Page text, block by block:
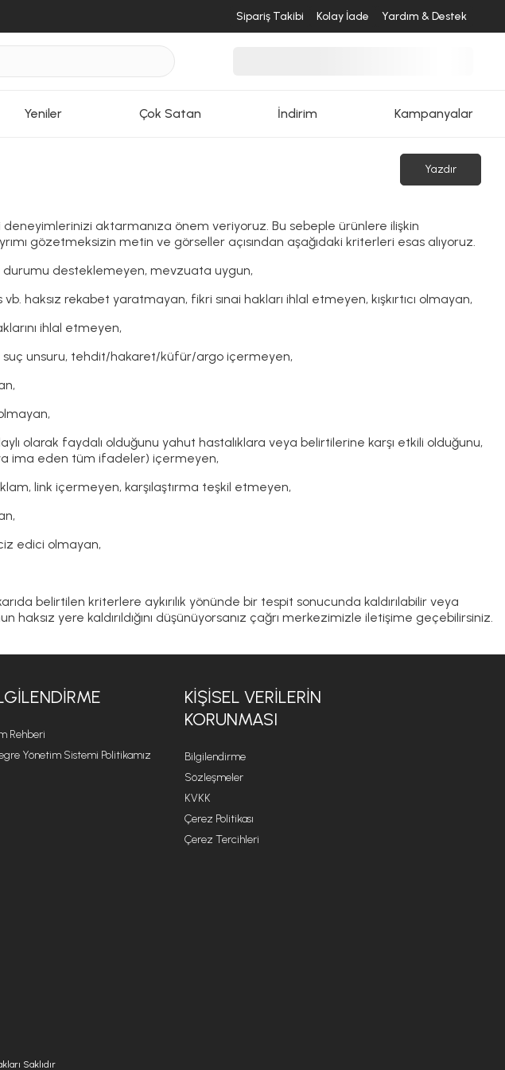
Sipariş Takibi Kolay İade Yardım & Destek
Yeniler Çok Satan İndirim Kampanyalar
Yazdır
deneyimlerinizi aktarmanıza önem veriyoruz. Bu sebeple ürünlere ilişkin
gözetmeksizin metin ve görseller açısından aşağıdaki kriterleri esas alıyoruz.
durumu desteklemeyen, mevzuata uygun,
haksız rekabet yaratmayan, fikri sınai hakları ihlal etmeyen, kışkırtıcı olmayan,
ihlal etmeyen,
suç unsuru, tehdit/hakaret/küfür/argo içermeyen,
olarak faydalı olduğunu yahut hastalıklara veya belirtilerine karşı etkili olduğunu,
ima eden tüm ifadeler) içermeyen,
link içermeyen, karşılaştırma teşkil etmeyen,
edici olmayan,
belirtilen kriterlere aykırılık yönünde bir tespit sonucunda kaldırılabilir veya
haksız yere kaldırıldığını düşünüyorsanız çağrı merkezimizle iletişime geçebilirsiniz.
Rehberi
Yönetim Sistemi Politikamız
KİŞİSEL VERİLERİN
KORUNMASI
Bilgilendirme
Sözleşmeler
KVKK
Çerez Politikası
Çerez Tercihleri
Saklıdır